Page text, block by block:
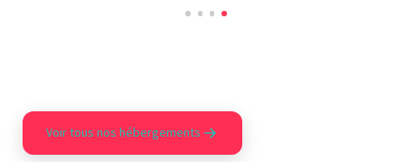
Voir tous nos hébergements